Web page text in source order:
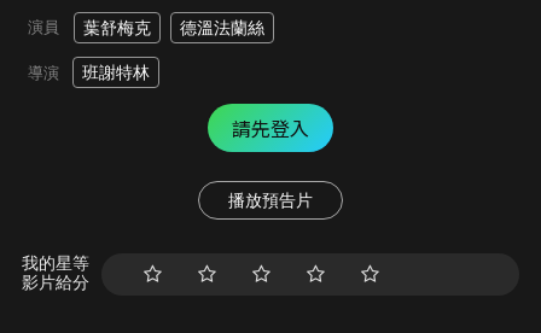
演員 葉舒梅克 德溫法蘭絲
導演 班謝特林
請先登入
播放預告片
我的星等
影片給分